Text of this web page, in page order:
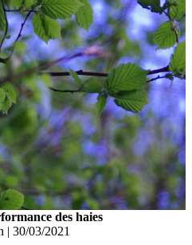
des haies
| 30/03/2021